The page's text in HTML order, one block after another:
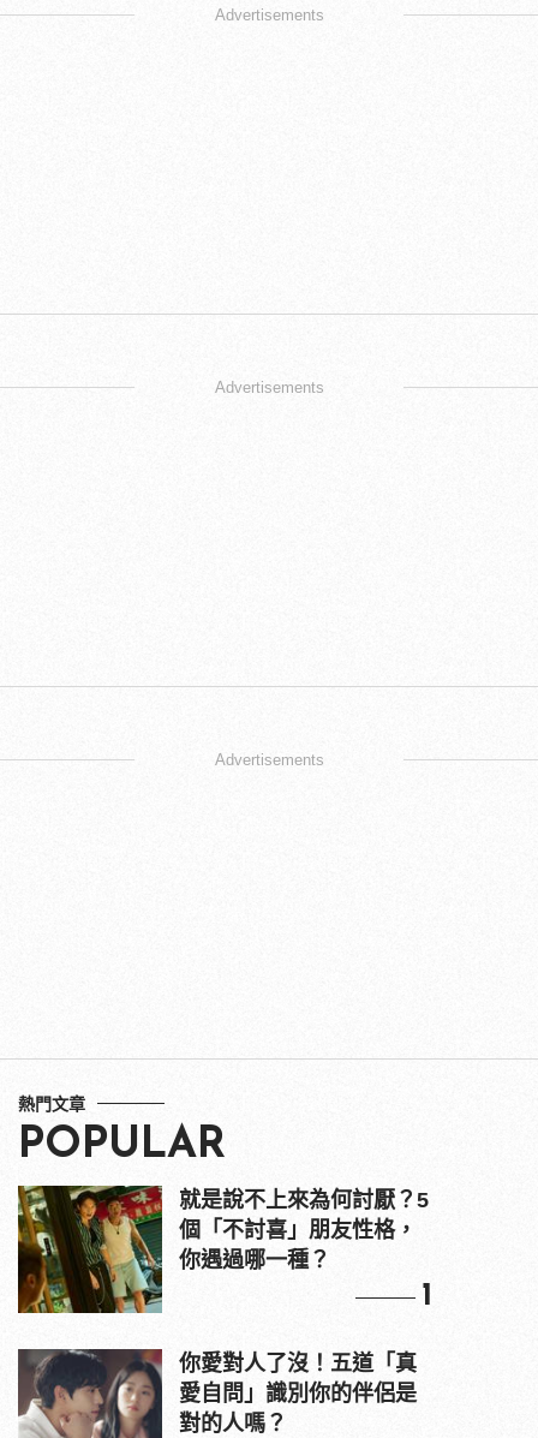
Advertisements
Advertisements
Advertisements
熱門文章
POPULAR
就是說不上來為何討厭？5
個「不討喜」朋友性格，
你遇過哪一種？
1
你愛對人了沒！五道「真
愛自問」識別你的伴侶是
對的人嗎？